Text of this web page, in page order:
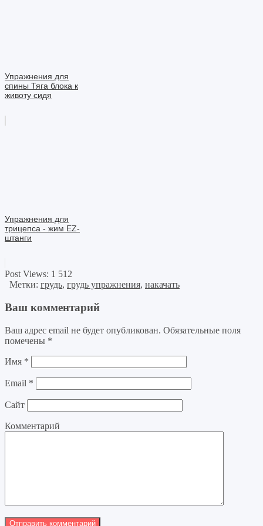
Упражнения для
спины Тяга блока к
животу сидя
Упражнения для
трицепса - жим EZ-
штанги
Post Views: 1 512
Метки: грудь, грудь упражнения, накачать
Ваш комментарий
Ваш адрес email не будет опубликован. Обязательные поля
помечены *
Имя *
Email *
Сайт
Комментарий